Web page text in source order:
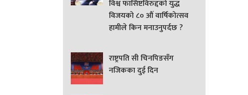
विश्व फासिष्टविरुद्दको युद्ध
विजयको ८० औं वार्षिकोत्सव
हामीले किन मनाउनुपर्दछ ?
राष्ट्रपति सी चिनपिङसँग
नजिकका दुई दिन